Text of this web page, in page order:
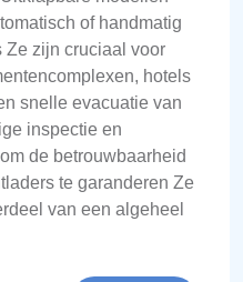
of handmatig
Ze zijn cruciaal voor
hotels
snelle evacuatie van
inspectie en
de betrouwbaarheid
te garanderen Ze
van een algeheel